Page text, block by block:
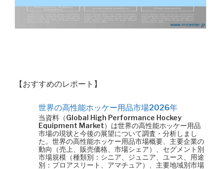
【おすすめのレポート】
世界の高性能ホッケー用品市場2026年
当資料（Global High Performance Hockey
Equipment Market）は世界の高性能ホッケー用品
市場の現状と今後の展望について調査・分析しまし
た。世界の高性能ホッケー用品市場概要、主要企業の
動向（売上、販売価格、市場シェア）、セグメント別
市場規模（種類別：シニア、ジュニア、ユース、用途
別：プロアスリート、アマチュア）、主要地域別市場